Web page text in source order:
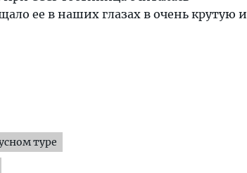
ее в наших глазах в очень крутую и
туре